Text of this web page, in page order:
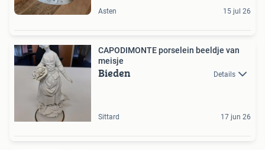
Asten 15 jul 26
CAPODIMONTE porselein beeldje van
meisje
Bieden Details
Sittard 17 jun 26